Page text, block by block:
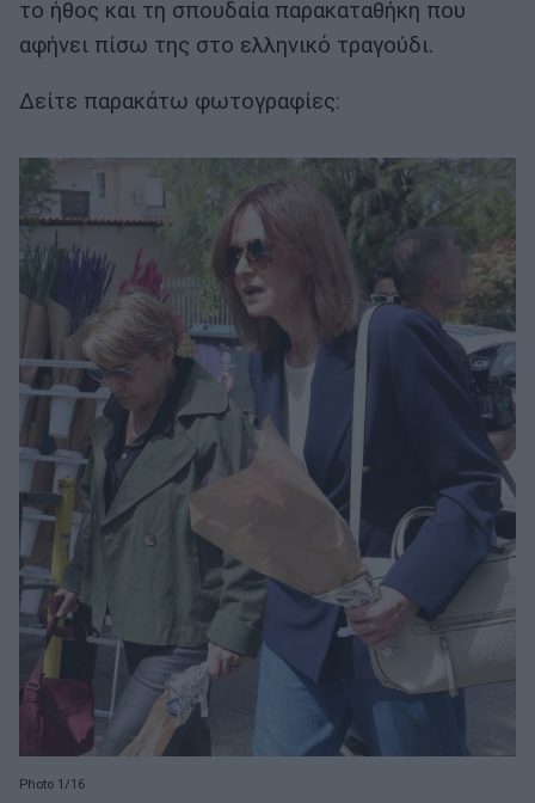
το ήθος και τη σπουδαία παρακαταθήκη που
αφήνει πίσω της στο ελληνικό τραγούδι.
Δείτε παρακάτω φωτογραφίες:
Photo 1/16